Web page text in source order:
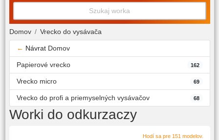
Szukaj worka
Domov Vrecko do vysávača
← Návrat Domov
Papierové vrecko 162
Vrecko micro 69
Vrecko do profi a priemyselných vysávačov 68
Worki do odkurzaczy
Hodí sa pre 151 modelov.